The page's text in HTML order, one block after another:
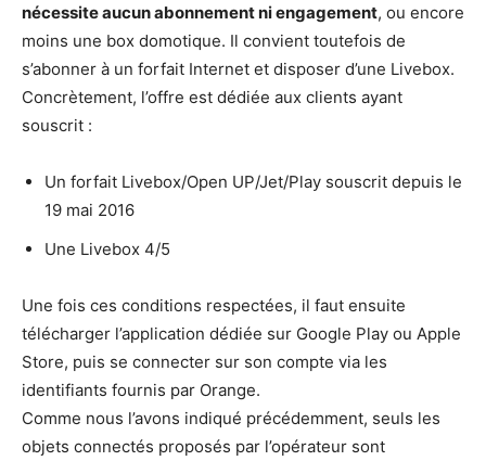
nécessite aucun abonnement ni engagement, ou encore
moins une box domotique. Il convient toutefois de
s’abonner à un forfait Internet et disposer d’une Livebox.
Concrètement, l’offre est dédiée aux clients ayant
souscrit :
Un forfait Livebox/Open UP/Jet/Play souscrit depuis le
19 mai 2016
Une Livebox 4/5
Une fois ces conditions respectées, il faut ensuite
télécharger l’application dédiée sur Google Play ou Apple
Store, puis se connecter sur son compte via les
identifiants fournis par Orange.
Comme nous l’avons indiqué précédemment, seuls les
objets connectés proposés par l’opérateur sont